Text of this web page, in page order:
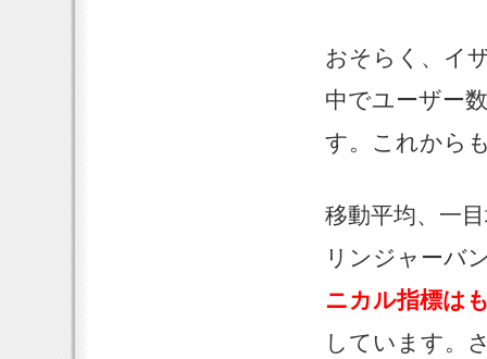
おそらく、イ
中でユーザー
す。これから
移動平均、一
リンジャーバ
ニカル指標は
しています。